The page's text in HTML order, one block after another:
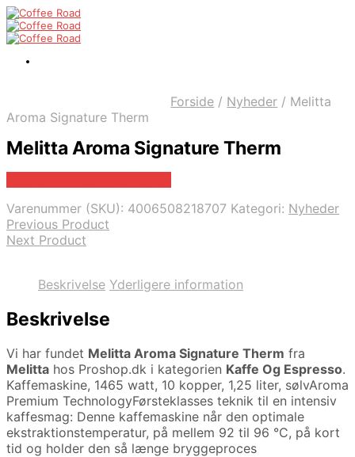
Forside / Nyheder / Melitta
Aroma Signature Therm
Melitta Aroma Signature Therm
Varenummer (SKU): 4006508218707 Kategori: Nyheder
Previous Product
Next Product
Beskrivelse Yderligere information
Beskrivelse
Vi har fundet Melitta Aroma Signature Therm fra
Melitta hos Proshop.dk i kategorien Kaffe Og Espresso.
Kaffemaskine, 1465 watt, 10 kopper, 1,25 liter, sølvAroma
Premium TechnologyFørsteklasses teknik til en intensiv
kaffesmag: Denne kaffemaskine når den optimale
ekstraktionstemperatur, på mellem 92 til 96 °C, på kort
tid og holder den så længe bryggeproces